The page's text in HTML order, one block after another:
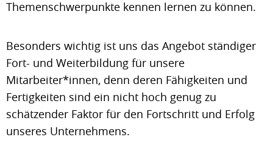
Themenschwerpunkte kennen lernen zu können.
Besonders wichtig ist uns das Angebot ständiger
Fort- und Weiterbildung für unsere
Mitarbeiter*innen, denn deren Fähigkeiten und
Fertigkeiten sind ein nicht hoch genug zu
schätzender Faktor für den Fortschritt und Erfolg
unseres Unternehmens.